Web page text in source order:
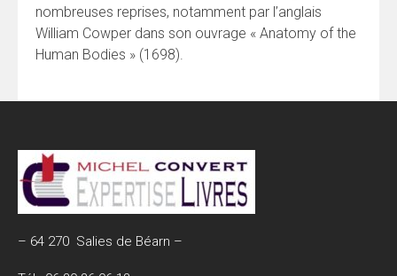
nombreuses reprises, notamment par l’anglais
William Cowper dans son ouvrage « Anatomy of the
Human Bodies » (1698).
– 64 270 Salies de Béarn –